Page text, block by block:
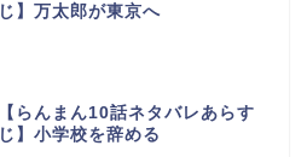
じ】万太郎が東京へ
【らんまん10話ネタバレあらす
じ】小学校を辞める